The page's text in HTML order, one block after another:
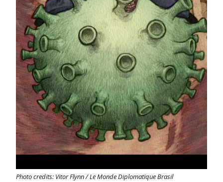
Photo credits: Vitor Flynn / Le Monde Diplomatique Brasil